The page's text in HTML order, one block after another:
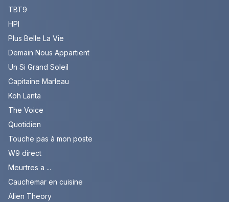
TBT9
HPI
Plus Belle La Vie
Demain Nous Appartient
Un Si Grand Soleil
Capitaine Marleau
Koh Lanta
The Voice
Quotidien
Touche pas à mon poste
W9 direct
Meurtres a ...
Cauchemar en cuisine
Alien Theory